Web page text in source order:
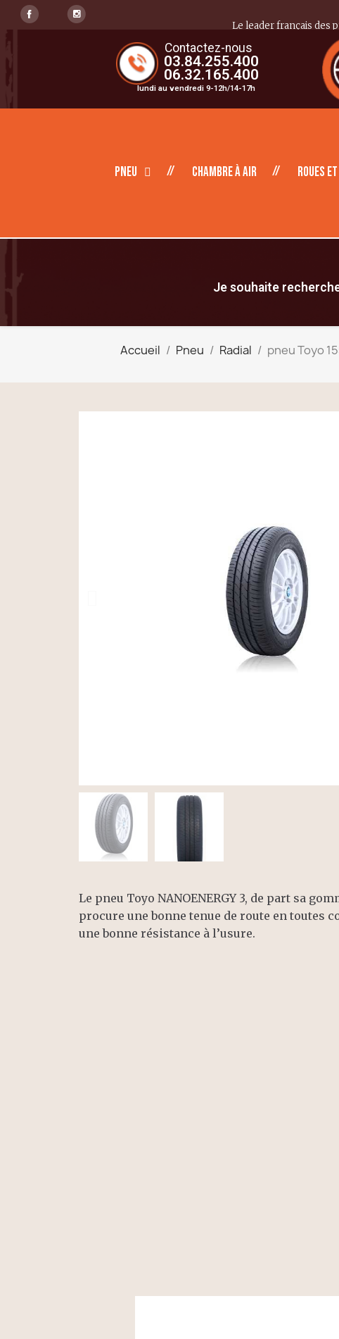
Le leader français des
Contactez-nous
03.84.255.400
06.32.165.400
lundi au vendredi 9-12h/14-17h
Pneu Chambre à air Roues
Je souhaite
Accueil Pneu Radial pneu Toyo
Le pneu Toyo NANOENERGY 3, de part sa
procure une bonne tenue de route en toutes
une bonne résistance à l’usure.